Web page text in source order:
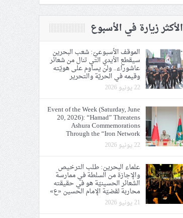
الأكثر زيارة في الأسبوع
الموقف الأسبوعيّ: شعب البحرين
سيقطع الأيدي التي تنال من شعائر
عاشوراء.. ولن يساوم على هويّته
وقيمه في الحريّة والتحرير
22 يونيو 2026
Event of the Week (Saturday, June
20, 2026): “Hamad” Threatens
Ashura Commemorations
Through the “Iron Network
22 يونيو 2026
علماء البحرين: طلب الترخيص
والإجازة من السلطة في ممارسة
الشعائر الحسينيّة هو في حقيقته
محاربة لقضيّة الإمام الحسين «ع»
21 يونيو 2026